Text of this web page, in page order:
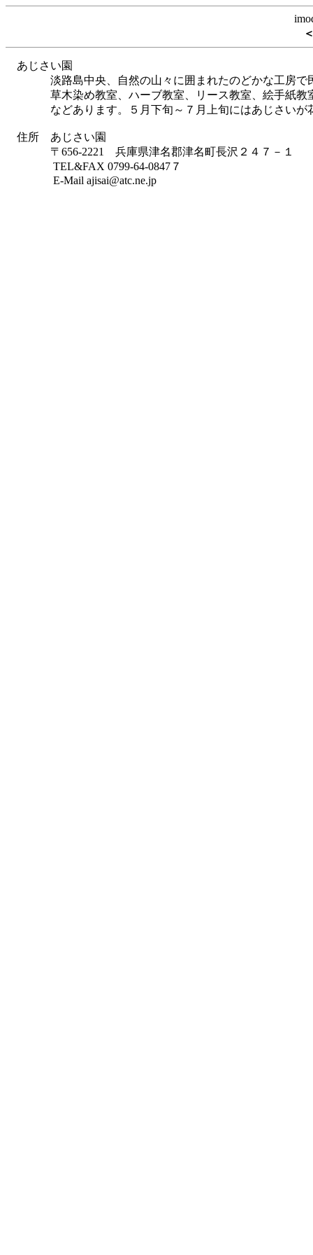
あじさい園
淡路島中央、自然の山々に囲まれたのどかな工房で
草木染め教室、ハーブ教室、リース教室、絵手紙教
などあります。５月下旬～７月上旬にはあじさいが
住所 あじさい園
〒656-2221 兵庫県津名郡津名町長沢２４７－１
TEL&FAX 0799-64-0847７
E-Mail ajisai@atc.ne.jp